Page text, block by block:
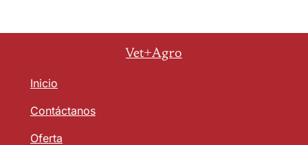
Vet+Agro
Inicio
Contáctanos
Oferta